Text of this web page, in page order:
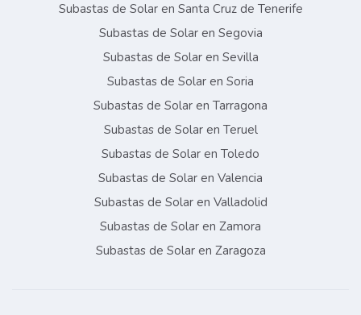
Subastas de Solar en Santa Cruz de Tenerife
Subastas de Solar en Segovia
Subastas de Solar en Sevilla
Subastas de Solar en Soria
Subastas de Solar en Tarragona
Subastas de Solar en Teruel
Subastas de Solar en Toledo
Subastas de Solar en Valencia
Subastas de Solar en Valladolid
Subastas de Solar en Zamora
Subastas de Solar en Zaragoza